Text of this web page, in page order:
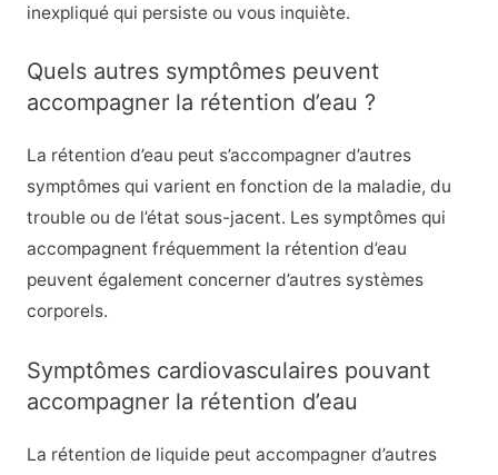
inexpliqué qui persiste ou vous inquiète.
Quels autres symptômes peuvent
accompagner la rétention d’eau ?
La rétention d’eau peut s’accompagner d’autres
symptômes qui varient en fonction de la maladie, du
trouble ou de l’état sous-jacent. Les symptômes qui
accompagnent fréquemment la rétention d’eau
peuvent également concerner d’autres systèmes
corporels.
Symptômes cardiovasculaires pouvant
accompagner la rétention d’eau
La rétention de liquide peut accompagner d’autres